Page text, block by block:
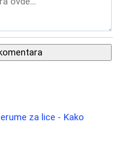
za lice - Kako